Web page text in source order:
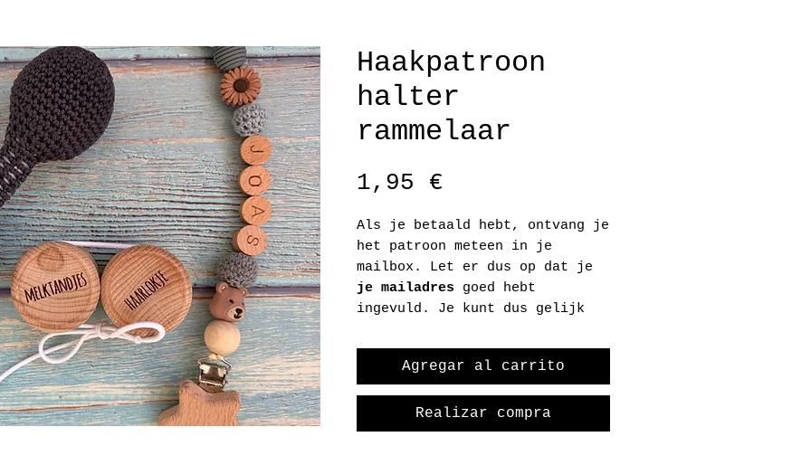
Haakpatroon
halter
rammelaar
1,95 €
Als je betaald hebt, ontvang je
het patroon meteen in je
mailbox. Let er dus op dat je
je mailadres goed hebt
ingevuld. Je kunt dus gelijk
Let er op dat je het patroon
binnen 30 dagen hebt gedownload
en sla het patroon meteen op,
na 30 dagen is de link niet
Agregar al carrito
Realizar compra